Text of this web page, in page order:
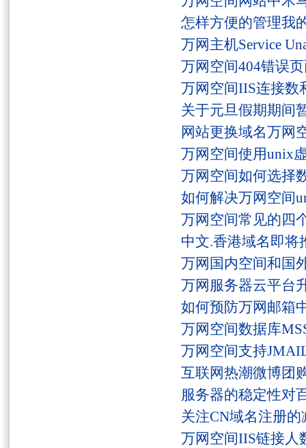
怎样方便的管理我
万网主机Service
万网空间404错误
万网空间IIS连接数
关于元旦假期期间
网站更换域名万网
万网空间使用unix
万网空间如何选择
如何解决万网空间
万网空间常见的四
中文.香港域名即将
万网国内空间和国
万网服务器云平台
如何预防万网邮箱
万网空间数据库
万网空间支持
互联网热潮微博团
服务器的稳定性对
关注CN域名注册
万网空间IIS链接人